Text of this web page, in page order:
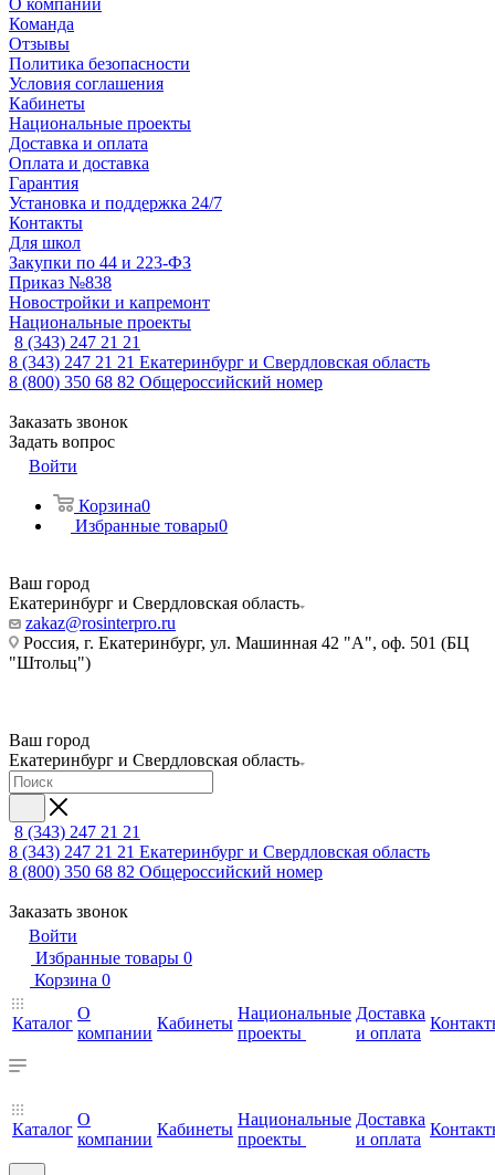
О компании
Команда
Отзывы
Политика безопасности
Условия соглашения
Кабинеты
Национальные проекты
Доставка и оплата
Оплата и доставка
Гарантия
Установка и поддержка 24/7
Контакты
Для школ
Закупки по 44 и 223-ФЗ
Приказ №838
Новостройки и капремонт
Национальные проекты
8 (343) 247 21 21
8 (343) 247 21 21 Екатеринбург и Свердловская область
8 (800) 350 68 82 Общероссийский номер
Заказать звонок
Задать вопрос
Войти
Корзина0
Избранные товары0
Ваш город
Екатеринбург и Свердловская область
zakaz@rosinterpro.ru
Россия, г. Екатеринбург, ул. Машинная 42 "А", оф. 501 (БЦ
"Штольц")
Ваш город
Екатеринбург и Свердловская область
8 (343) 247 21 21
8 (343) 247 21 21 Екатеринбург и Свердловская область
8 (800) 350 68 82 Общероссийский номер
Заказать звонок
Войти
Избранные товары 0
Корзина 0
Каталог
О
компании
Кабинеты
Национальные
проекты
Доставка
и оплата
Каталог
О
компании
Кабинеты
Национальные
проекты
Доставка
и оплата